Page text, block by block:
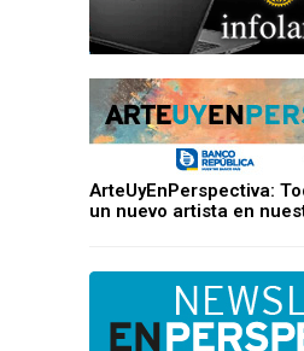
ArteUyEnPerspectiva:
un nuevo artista en